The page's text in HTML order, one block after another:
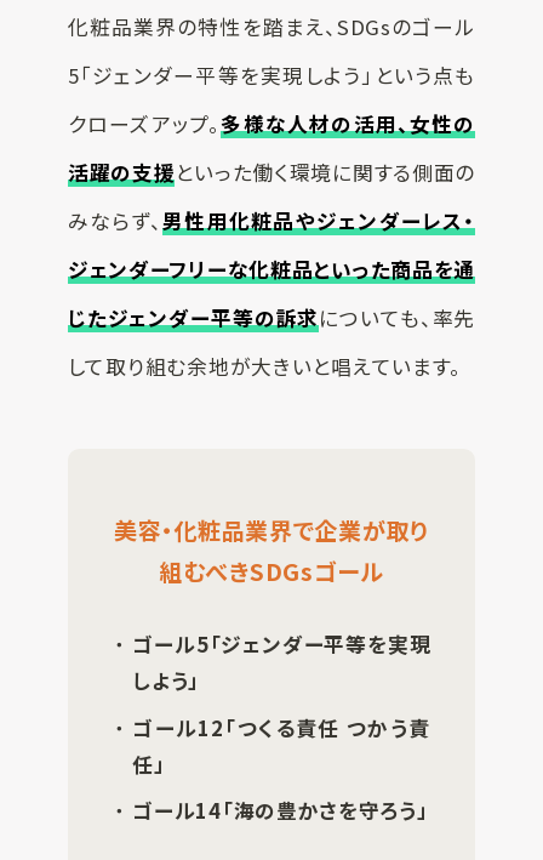
化粧品業界の特性を踏まえ、SDGsのゴール
5「ジェンダー平等を実現しよう」という点も
クローズアップ。多様な人材の活用、女性の
活躍の支援といった働く環境に関する側面の
みならず、男性用化粧品やジェンダーレス・
ジェンダーフリーな化粧品といった商品を通
じたジェンダー平等の訴求についても、率先
して取り組む余地が大きいと唱えています。
美容・化粧品業界で企業が取り
組むべきSDGsゴール
ゴール5「ジェンダー平等を実現
しよう」
ゴール12「つくる責任 つかう責
任」
ゴール14「海の豊かさを守ろう」